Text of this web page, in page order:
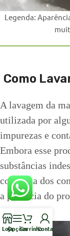
Legenda:
Como
A lavagem da
utilizada por
impurezas e
Embora esse
substâncias
completa dos
a potência do
LojaOpçõesCarrinhoConta